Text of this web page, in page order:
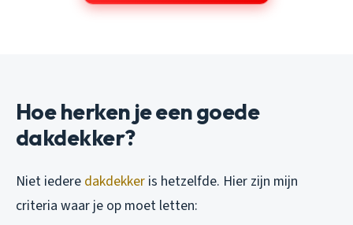
Hoe herken je een goede
dakdekker?
Niet iedere dakdekker is hetzelfde. Hier zijn mijn
criteria waar je op moet letten: